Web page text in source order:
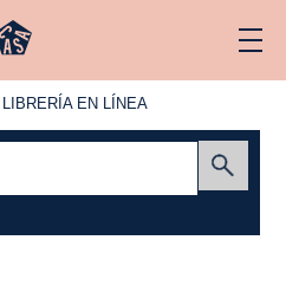
LIBRERÍA
LÍNEA
LIBRERÍA EN LÍNEA